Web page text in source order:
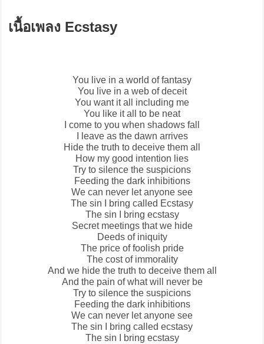
เนื้อเพลง Ecstasy
You live in a world of fantasy
You live in a web of deceit
You want it all including me
You like it all to be neat
I come to you when shadows fall
I leave as the dawn arrives
Hide the truth to deceive them all
How my good intention lies
Try to silence the suspicions
Feeding the dark inhibitions
We can never let anyone see
The sin I bring called Ecstasy
The sin I bring ecstasy
Secret meetings that we hide
Deeds of iniquity
The price of foolish pride
The cost of immorality
And we hide the truth to deceive them all
And the pain of what will never be
Try to silence the suspicions
Feeding the dark inhibitions
We can never let anyone see
The sin I bring called ecstasy
The sin I bring ecstasy